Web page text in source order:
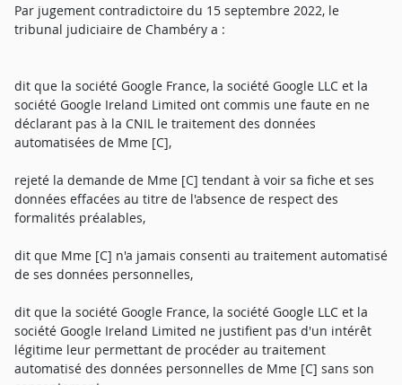
Par jugement contradictoire du 15 septembre 2022, le
tribunal judiciaire de Chambéry a :
dit que la société Google France, la société Google LLC et la
société Google Ireland Limited ont commis une faute en ne
déclarant pas à la CNIL le traitement des données
automatisées de Mme [C],
rejeté la demande de Mme [C] tendant à voir sa fiche et ses
données effacées au titre de l'absence de respect des
formalités préalables,
dit que Mme [C] n'a jamais consenti au traitement automatisé
de ses données personnelles,
dit que la société Google France, la société Google LLC et la
société Google Ireland Limited ne justifient pas d'un intérêt
légitime leur permettant de procéder au traitement
automatisé des données personnelles de Mme [C] sans son